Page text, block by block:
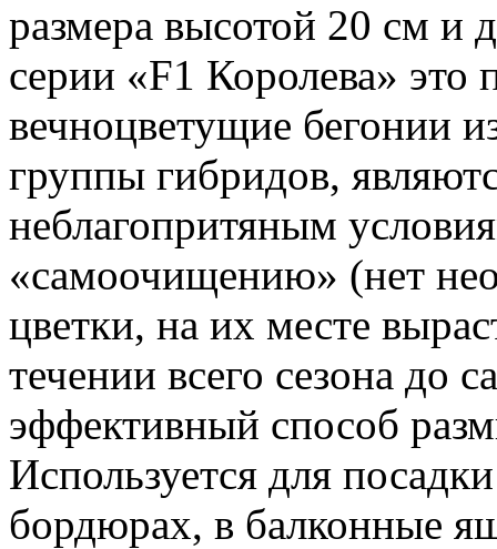
размера высотой 20 см и
серии «F1 Королева» это
вечноцветущие бегонии
группы гибридов,
неблагопритяным
«самоочищению» (нет
цветки, на их месте
течении всего сезона до
эффективный способ
Используется для
бордюрах, в балконные